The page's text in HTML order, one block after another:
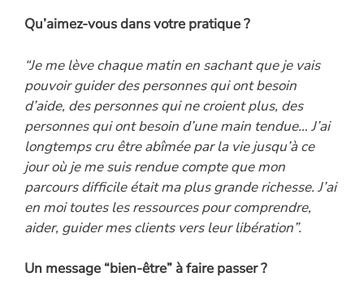
Qu’aimez-vous dans votre pratique ?
“Je me lève chaque matin en sachant que je vais
pouvoir guider des personnes qui ont besoin
d’aide, des personnes qui ne croient plus, des
personnes qui ont besoin d’une main tendue… J’ai
longtemps cru être abîmée par la vie jusqu’à ce
jour où je me suis rendue compte que mon
parcours difficile était ma plus grande richesse. J’ai
en moi toutes les ressources pour comprendre,
aider, guider mes clients vers leur libération”.
Un message “bien-être” à faire passer ?